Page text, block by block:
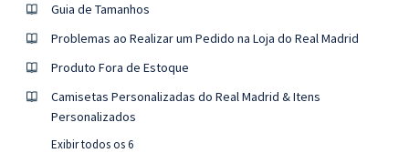
Guia de Tamanhos
Problemas ao Realizar um Pedido na Loja do Real Madrid
Produto Fora de Estoque
Camisetas Personalizadas do Real Madrid & Itens
Personalizados
Exibir todos os 6